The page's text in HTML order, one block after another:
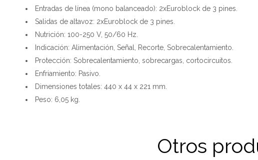
Entradas de línea (mono balanceado): 2xEuroblock de 3 pines.
Salidas de altavoz: 2xEuroblock de 3 pines.
Nutrición: 100-250 V, 50/60 Hz.
Indicación: Alimentación, Señal, Recorte, Sobrecalentamiento.
Protección: Sobrecalentamiento, sobrecargas, cortocircuitos.
Enfriamiento: Pasivo.
Dimensiones totales: 440 x 44 x 221 mm.
Peso: 6,05 kg.
Otros